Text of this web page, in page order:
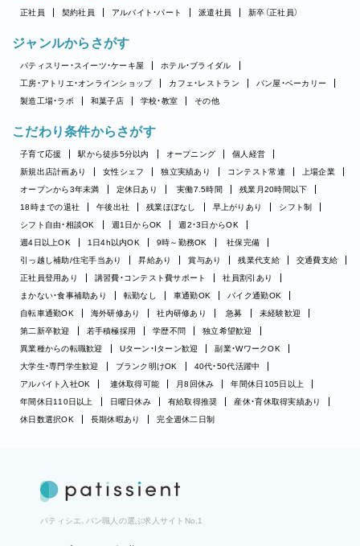
正社員 契約社員 アルバイト・パート 派遣社員 新卒（正社員）
ジャンルからさがす
パティスリー・スイーツ・ケーキ屋
ホテル・ブライダル
工房・アトリエ・オンラインショップ
カフェ・レストラン
パン屋・ベーカリー
製造工場・ラボ
和菓子店 学校・教室 その他
こだわり条件からさがす
子育て応援 駅から徒歩5分以内 オープニング
個人経営
新規出店計画あり
女性シェフ 独立実績あり コンテスト常連
上場企業
オープンから3年未満
定休日あり 実働7.5時間
残業月20時間以下
18時までの退社
午後出社 残業ほぼなし 早上がりあり
シフト制
シフト自由・相談OK
週1日からOK
週2・3日からOK
週4日以上OK
1日4h以内OK 9時～勤務OK
社保完備
引っ越し補助/住宅手当あり
昇給あり 賞与あり 残業代支給
交通費支給
正社員登用あり
講習費・コンテスト費サポート
社員割引あり
まかない・食事補助あり
転勤なし 車通勤OK
バイク通勤OK
自転車通勤OK
海外研修あり 社内研修あり 急募
未経験歓迎
第二新卒歓迎
若手積極採用 学歴不問
独立希望歓迎
異業種からの転職歓迎
Uターン・Iターン歓迎
副業・WワークOK
大学生・専門学生歓迎
ブランク明けOK
40代・50代活躍中
アルバイト入社OK
連休取得可能 月8回休み
年間休日105日以上
年間休日110日以上
日曜日休み 有給取得推奨
産休・育休取得実績あり
休日数選択OK
長期休暇あり 完全週休二日制
パティシエ、パン職人の選ぶ求人サイトNo.1